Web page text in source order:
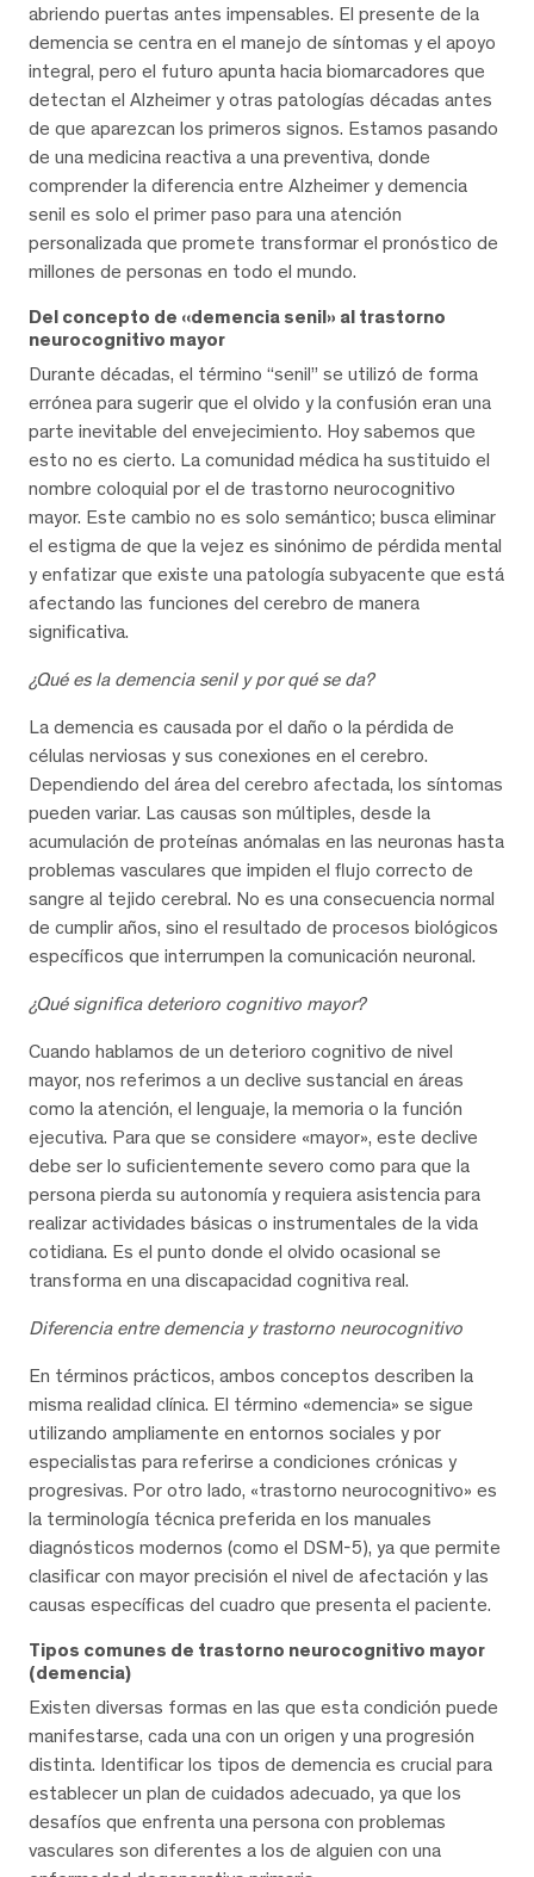
abriendo puertas antes impensables. El presente de la
demencia se centra en el manejo de síntomas y el apoyo
integral, pero el futuro apunta hacia biomarcadores que
detectan el Alzheimer y otras patologías décadas antes
de que aparezcan los primeros signos. Estamos pasando
de una medicina reactiva a una preventiva, donde
comprender la diferencia entre Alzheimer y demencia
senil es solo el primer paso para una atención
personalizada que promete transformar el pronóstico de
millones de personas en todo el mundo.
Del concepto de «demencia senil» al trastorno
neurocognitivo mayor
Durante décadas, el término “senil” se utilizó de forma
errónea para sugerir que el olvido y la confusión eran una
parte inevitable del envejecimiento. Hoy sabemos que
esto no es cierto. La comunidad médica ha sustituido el
nombre coloquial por el de trastorno neurocognitivo
mayor. Este cambio no es solo semántico; busca eliminar
el estigma de que la vejez es sinónimo de pérdida mental
y enfatizar que existe una patología subyacente que está
afectando las funciones del cerebro de manera
significativa.
¿Qué es la demencia senil y por qué se da?
La demencia es causada por el daño o la pérdida de
células nerviosas y sus conexiones en el cerebro.
Dependiendo del área del cerebro afectada, los síntomas
pueden variar. Las causas son múltiples, desde la
acumulación de proteínas anómalas en las neuronas hasta
problemas vasculares que impiden el flujo correcto de
sangre al tejido cerebral. No es una consecuencia normal
de cumplir años, sino el resultado de procesos biológicos
específicos que interrumpen la comunicación neuronal.
¿Qué significa deterioro cognitivo mayor?
Cuando hablamos de un deterioro cognitivo de nivel
mayor, nos referimos a un declive sustancial en áreas
como la atención, el lenguaje, la memoria o la función
ejecutiva. Para que se considere «mayor», este declive
debe ser lo suficientemente severo como para que la
persona pierda su autonomía y requiera asistencia para
realizar actividades básicas o instrumentales de la vida
cotidiana. Es el punto donde el olvido ocasional se
transforma en una discapacidad cognitiva real.
Diferencia entre demencia y trastorno neurocognitivo
En términos prácticos, ambos conceptos describen la
misma realidad clínica. El término «demencia» se sigue
utilizando ampliamente en entornos sociales y por
especialistas para referirse a condiciones crónicas y
progresivas. Por otro lado, «trastorno neurocognitivo» es
la terminología técnica preferida en los manuales
diagnósticos modernos (como el DSM-5), ya que permite
clasificar con mayor precisión el nivel de afectación y las
causas específicas del cuadro que presenta el paciente.
Tipos comunes de trastorno neurocognitivo mayor
(demencia)
Existen diversas formas en las que esta condición puede
manifestarse, cada una con un origen y una progresión
distinta. Identificar los tipos de demencia es crucial para
establecer un plan de cuidados adecuado, ya que los
desafíos que enfrenta una persona con problemas
vasculares son diferentes a los de alguien con una